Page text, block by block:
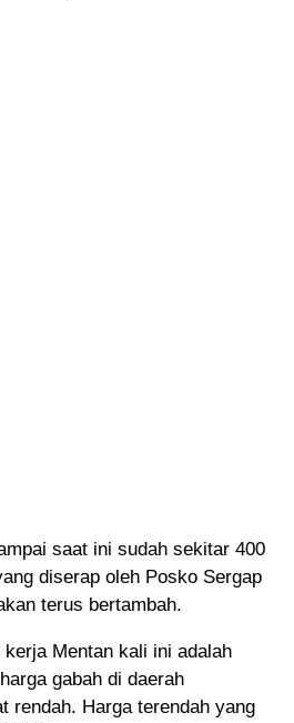
saat ini sudah sekitar 400
diserap oleh Posko Sergap
terus bertambah.
Mentan kali ini adalah
gabah di daerah
rendah. Harga terendah yang